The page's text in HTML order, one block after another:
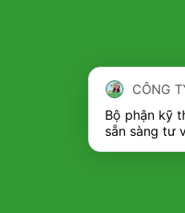
Số 133 đường 6A, xã Tân Vĩnh
Hotline: 0984.930.099
CÔNG
Bộ phận kỹ